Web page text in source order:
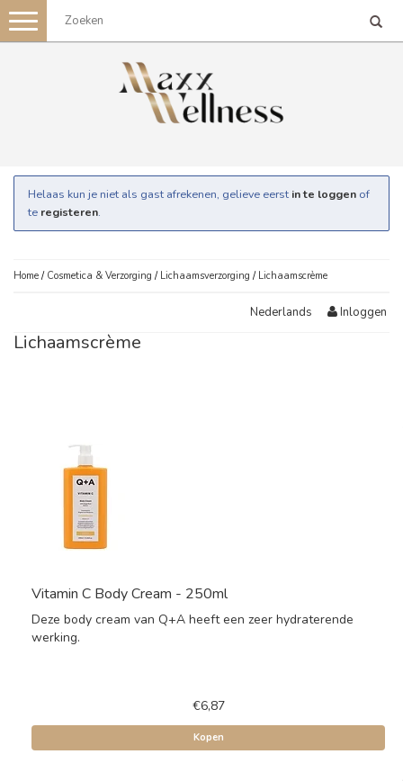
Toggle
navigation
Helaas kun je niet als gast afrekenen, gelieve eerst in te loggen of
te registeren.
Home / Cosmetica & Verzorging / Lichaamsverzorging / Lichaamscrème
Nederlands Inloggen
Lichaamscrème
Vitamin C Body Cream - 250ml
Deze body cream van Q+A heeft een zeer hydraterende
werking.
€6,87
Kopen